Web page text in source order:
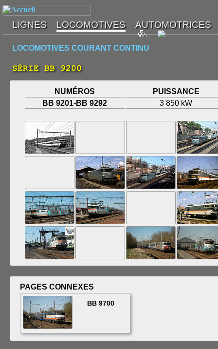
LOCOMOTIVES COURANT CONTINU
SÉRIE BB 9200
NUMÉROS
PUISSANCE
BB 9201-BB 9292
3 850 kW
PAGES CONNEXES
BB 9700